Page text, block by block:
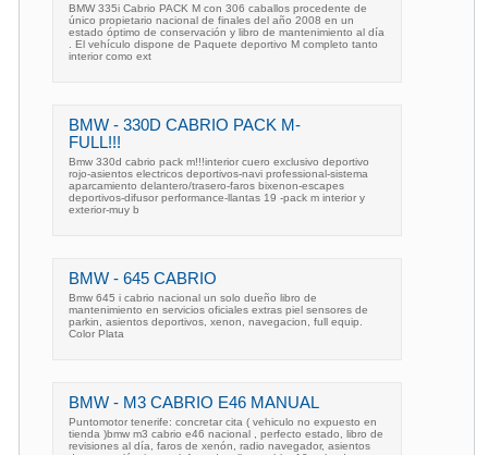
BMW 335i Cabrio PACK M con 306 caballos procedente de
único propietario nacional de finales del año 2008 en un
estado óptimo de conservación y libro de mantenimiento al día
. El vehículo dispone de Paquete deportivo M completo tanto
interior como ext
BMW - 330D CABRIO PACK M-
FULL!!!
Bmw 330d cabrio pack m!!!interior cuero exclusivo deportivo
rojo-asientos electricos deportivos-navi professional-sistema
aparcamiento delantero/trasero-faros bixenon-escapes
deportivos-difusor performance-llantas 19 -pack m interior y
exterior-muy b
BMW - 645 CABRIO
Bmw 645 i cabrio nacional un solo dueño libro de
mantenimiento en servicios oficiales extras piel sensores de
parkin, asientos deportivos, xenon, navegacion, full equip.
Color Plata
BMW - M3 CABRIO E46 MANUAL
Puntomotor tenerife: concretar cita ( vehiculo no expuesto en
tienda )bmw m3 cabrio e46 nacional , perfecto estado, libro de
revisiones al día, faros de xenón, radio navegador, asientos